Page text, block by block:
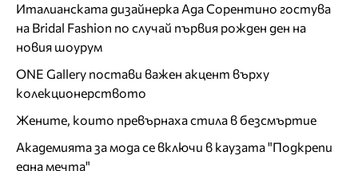
Италианската дизайнерка Ада Сорентино гостува
на Bridal Fashion по случай първия рожден ден на
новия шоурум
ONE Gallery постави важен акцент върху
колекционерството
Жените, които превърнаха стила в безсмъртие
Академията за мода се включи в каузата "Подкрепи
една мечта"